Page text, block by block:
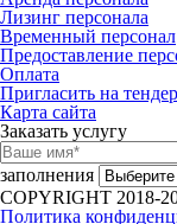
Лизинг персонала
Временный персонал
Предоставление
Оплата
Пригласить на тендер
Карта сайта
Заказать услугу
заполнения
COPYRIGHT 2018-
Политика